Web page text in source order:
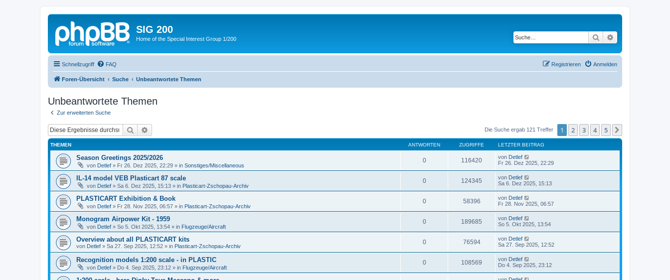
SIG 200
Home of the Special Interest Group 1/200 Suche
Schnellzugriff FAQ Anmelden
Registrieren
Foren-Übersicht Suche Unbeantwortete Themen
Unbeantwortete Themen
Zur erweiterten Suche
Suche Die Suche ergab 121 Treffer 1 2 3 4 5
THEMEN ANTWORTEN ZUGRIFFE LETZTER BEITRAG
Season Greetings 2025/2026
von Detlef » Fr 26. Dez 2025, 22:29 » in Sonstiges/Miscellaneous
0 116420 von Detlef
Fr 26. Dez 2025, 22:29
IL-14 model VEB Plasticart 87 scale
von Detlef » Sa 6. Dez 2025, 15:13 » in Plasticart-Zschopau-Archiv
0 124345 von Detlef
Sa 6. Dez 2025, 15:13
PLASTICART Exhibition & Book
von Detlef » Fr 28. Nov 2025, 06:57 » in Plasticart-Zschopau-Archiv
0 58396 von Detlef
Fr 28. Nov 2025, 06:57
Monogram Airpower Kit - 1959
von Detlef » So 5. Okt 2025, 13:54 » in Flugzeuge/Aircraft
0 189685 von Detlef
So 5. Okt 2025, 13:54
Overview about all PLASTICART kits
von Detlef » Sa 27. Sep 2025, 12:52 » in Plasticart-Zschopau-Archiv
0 76594 von Detlef
Sa 27. Sep 2025, 12:52
Recognition models 1:200 scale - in PLASTIC
von Detlef » Do 4. Sep 2025, 23:12 » in Flugzeuge/Aircraft
0 108569 von Detlef
Do 4. Sep 2025, 23:12